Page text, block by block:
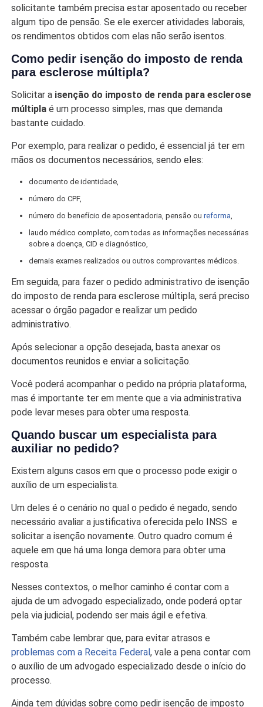
solicitante também precisa estar aposentado ou receber
algum tipo de pensão. Se ele exercer atividades laborais,
os rendimentos obtidos com elas não serão isentos.
Como pedir isenção do imposto de renda
para esclerose múltipla?
Solicitar a isenção do imposto de renda para esclerose
múltiplaé um processo simples, mas que demanda
bastante cuidado.
Por exemplo, para realizar o pedido, é essencial já ter em
mãos os documentos necessários, sendo eles:
documento de identidade,
número do CPF,
número do benefício de aposentadoria, pensão oureforma
laudo médico completo, com todas as informações necessárias
sobre a doença, CID e diagnóstico,
demais exames realizados ou outros comprovantes médicos.
Em seguida, para fazer o pedido administrativo de isenção
do imposto de renda para esclerose múltipla, será preciso
acessar o órgão pagador e realizar um pedido
administrativo.
Após selecionar a opção desejada, basta anexar os
documentos reunidos e enviar a solicitação.
Você poderá acompanhar o pedido na própria plataforma,
mas é importante ter em mente que a via administrativa
pode levar meses para obter uma resposta.
Quando buscar um especialista para
auxiliar no pedido?
Existem alguns casos em que o processo pode exigir o
auxílio de um especialista.
Um deles é o cenário no qual o pedido é negado, sendo
necessário avaliar a justificativa oferecida pelo INSS e
solicitar a isenção novamente. Outro quadro comum é
aquele em que há uma longa demora para obter uma
resposta.
Nesses contextos, o melhor caminho é contar com a
ajuda de um advogado especializado, onde poderá optar
pela via judicial, podendo ser mais ágil e efetiva.
Também cabe lembrar que, para evitar atrasos e
problemas com a Receita Federal, vale a pena contar com
o auxílio de um advogado especializado desde o início do
processo.
Ainda tem dúvidas sobre como pedir isenção de imposto